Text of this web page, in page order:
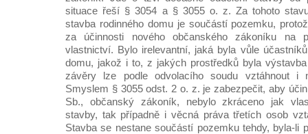
situace řeší § 3054 a § 3055 o. z. Za tohoto
stavba rodinného domu je součástí pozemku,
za účinnosti nového občanského zákoníku na
vlastnictví. Bylo irelevantní, jaká byla vůle
domu, jakož i to, z jakých prostředků byla výstavba
závěry lze podle odvolacího soudu vztáhnout i
Smyslem § 3055 odst. 2 o. z. je zabezpečit, aby
Sb., občanský zákoník, nebylo zkráceno jak
stavby, tak případně i věcná práva třetích osob
Stavba se nestane součástí pozemku tehdy, byla-li